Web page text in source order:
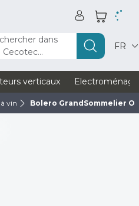
dans
Cecotec...
FR
verticaux
vin Bolero GrandSommelier